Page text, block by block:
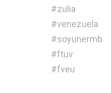
#zulia
#venezuela
#soyunermb
#ftuv
#fveu